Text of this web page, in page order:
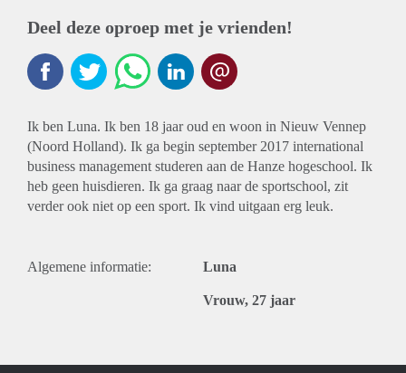
Deel deze oproep met je vrienden!
Ik ben Luna. Ik ben 18 jaar oud en woon in Nieuw Vennep
(Noord Holland). Ik ga begin september 2017 international
business management studeren aan de Hanze hogeschool. Ik
heb geen huisdieren. Ik ga graag naar de sportschool, zit
verder ook niet op een sport. Ik vind uitgaan erg leuk.
Algemene informatie: Luna
Vrouw, 27 jaar